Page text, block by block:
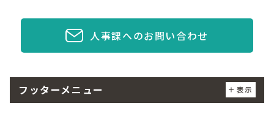
人事課へのお問い合わせ
フッターメニュー 表示